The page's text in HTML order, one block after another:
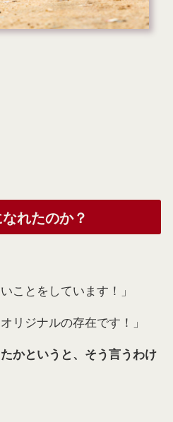
れたのか？
ことをしています！」
リジナルの存在です！」
かというと、そう言うわけ